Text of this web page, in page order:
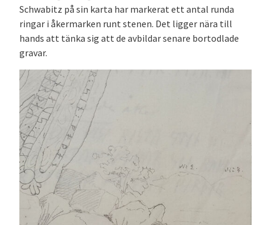
Schwabitz på sin karta har markerat ett antal runda
ringar i åkermarken runt stenen. Det ligger nära till
hands att tänka sig att de avbildar senare bortodlade
gravar.